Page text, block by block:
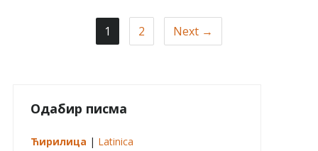
1 2 Next →
Одабир писма
Ћирилица | Latinica